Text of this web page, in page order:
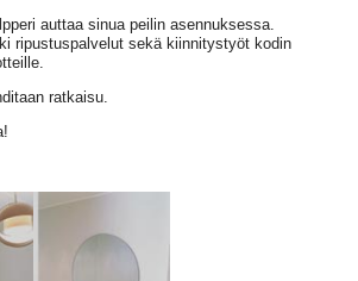
auttaa sinua peilin asennuksessa.
ripustuspalvelut sekä kiinnitystyöt kodin
ratkaisu.